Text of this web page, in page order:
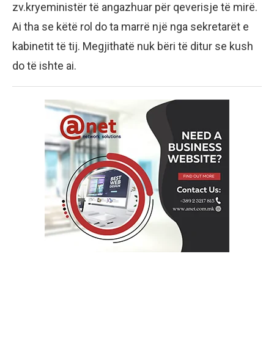
zv.kryeministër të angazhuar për qeverisje të mirë.
Ai tha se këtë rol do ta marrë një nga sekretarët e
kabinetit të tij. Megjithatë nuk bëri të ditur se kush
do të ishte ai.